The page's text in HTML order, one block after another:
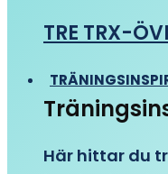
TRE TRX-
Här hittar du